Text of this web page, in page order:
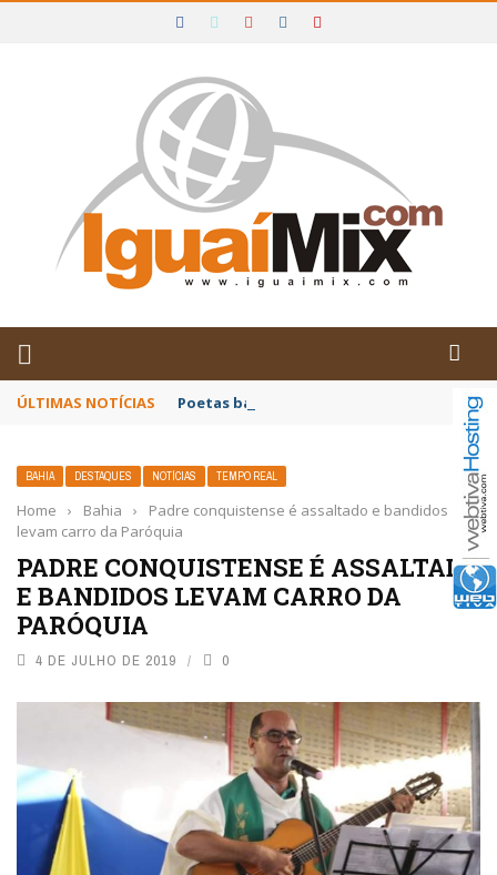
IGUAÍ E SUDOESTE DA BAHIA
ÚLTIMAS NOTÍCIAS Poetas baianos representam o Brasil no
BAHIA DESTAQUES NOTÍCIAS TEMPO REAL
Home › Bahia ›
Padre conquistense é assaltado e bandidos
levam carro da Paróquia
PADRE CONQUISTENSE É ASSALTADO
E BANDIDOS LEVAM CARRO DA
PARÓQUIA
4 DE JULHO DE 2019 0